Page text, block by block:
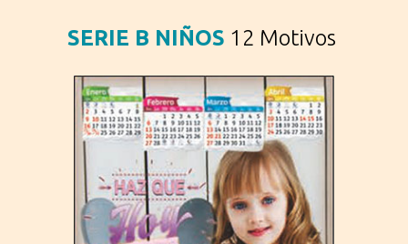
SERIE B NIÑOS 12 Motivos